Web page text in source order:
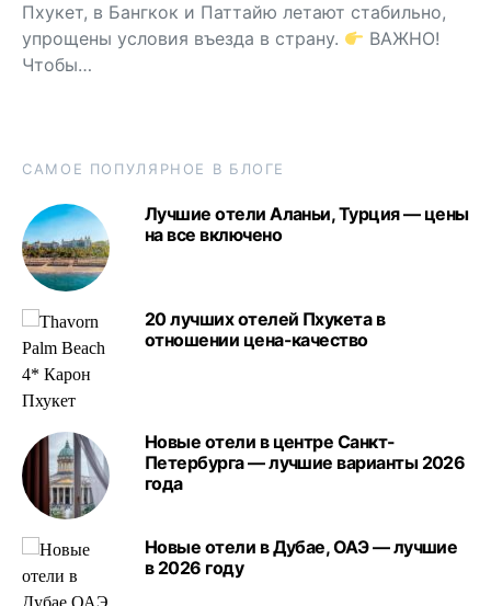
Пхукет, в Бангкок и Паттайю летают стабильно,
упрощены условия въезда в страну.
ВАЖНО!
Чтобы…
САМОЕ ПОПУЛЯРНОЕ В БЛОГЕ
Лучшие отели Аланьи, Турция — цены
на все включено
20 лучших отелей Пхукета в
отношении цена-качество
Новые отели в центре Санкт-
Петербурга — лучшие варианты 2026
года
Новые отели в Дубае, ОАЭ — лучшие
в 2026 году